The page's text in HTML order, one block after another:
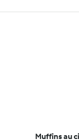
Muffins au